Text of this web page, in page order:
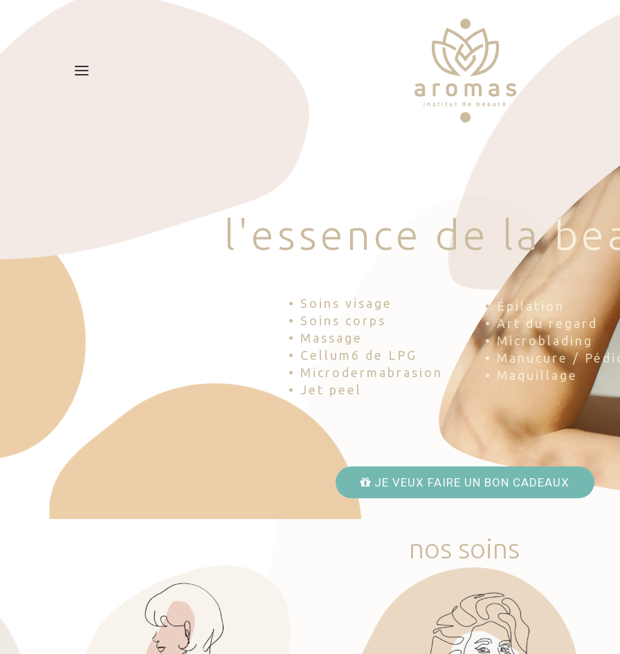
l 'esse nce d e la be
• Soins visage
• Soins corps
• Massage
• Cellum6 de LPG
• Microdermabrasion
• Jet peel
• Épilation
• Art du regard
• Microblading
• Manucure /
• Maquillage
JE VEUX FAIRE UN BON CADEAUX
nos soins